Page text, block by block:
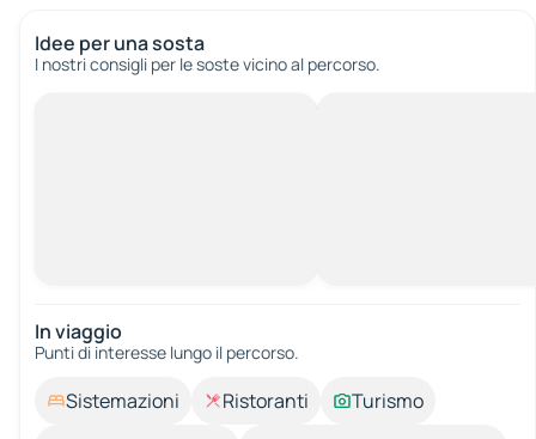
Idee per una sosta
I nostri consigli per le soste vicino al percorso.
In viaggio
Punti di interesse lungo il percorso.
Sistemazioni Ristoranti
Turismo